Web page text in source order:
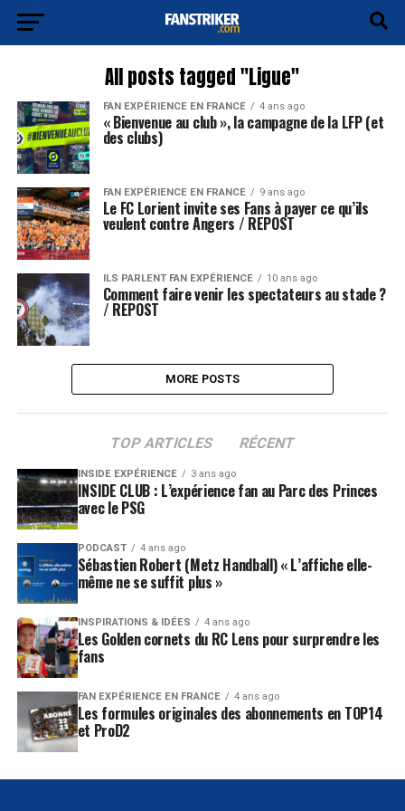
All posts tagged "Ligue"
FAN EXPÉRIENCE EN FRANCE 4 ans ago
« Bienvenue au club », la campagne de la LFP (et
des clubs)
FAN EXPÉRIENCE EN FRANCE 9 ans ago
Le FC Lorient invite ses Fans à payer ce qu’ils
veulent contre Angers / REPOST
ILS PARLENT FAN EXPÉRIENCE 10 ans ago
Comment faire venir les spectateurs au stade ?
/ REPOST
MORE POSTS
TOP ARTICLES RÉCENT
INSIDE EXPÉRIENCE 3 ans ago
INSIDE CLUB : L’expérience fan au Parc des Princes
avec le PSG
PODCAST 4 ans ago
Sébastien Robert (Metz Handball) « L’affiche elle-
même ne se suffit plus »
INSPIRATIONS & IDÉES 4 ans ago
Les Golden cornets du RC Lens pour surprendre les
fans
FAN EXPÉRIENCE EN FRANCE 4 ans ago
Les formules originales des abonnements en TOP14
et ProD2